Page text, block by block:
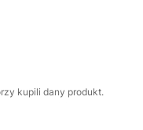
kupili dany produkt.